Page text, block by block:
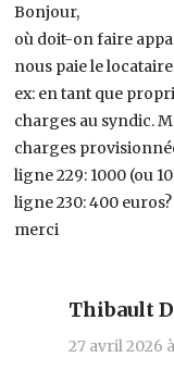
Bonjour,
où doit-on faire
nous paie le
ex: en tant que
charges au syndic.
charges
ligne 229: 1000 (ou
ligne 230: 400 euros?
merci
Thibault
27 avril 2026